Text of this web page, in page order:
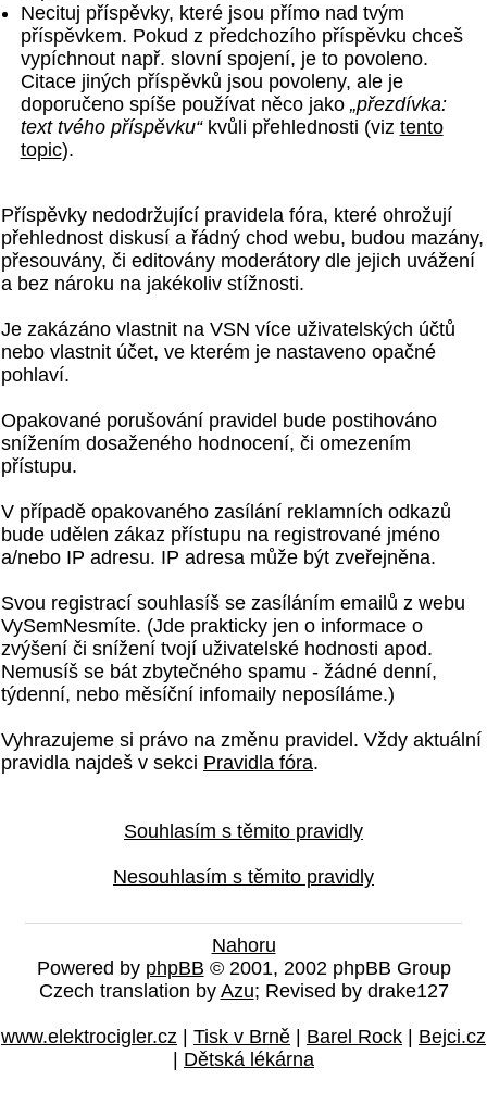
Necituj příspěvky, které jsou přímo nad tvým
příspěvkem. Pokud z předchozího příspěvku chceš
vypíchnout např. slovní spojení, je to povoleno.
Citace jiných příspěvků jsou povoleny, ale je
doporučeno spíše používat něco jako „přezdívka:
text tvého příspěvku“kvůli přehlednosti (viz tento
topic).
Příspěvky nedodržující pravidela fóra, které ohrožují
přehlednost diskusí a řádný chod webu, budou mazány,
přesouvány, či editovány moderátory dle jejich uvážení
a bez nároku na jakékoliv stížnosti.
Je zakázáno vlastnit na VSN více uživatelských účtů
nebo vlastnit účet, ve kterém je nastaveno opačné
pohlaví.
Opakované porušování pravidel bude postihováno
snížením dosaženého hodnocení, či omezením
přístupu.
V případě opakovaného zasílání reklamních odkazů
bude udělen zákaz přístupu na registrované jméno
a/nebo IP adresu. IP adresa může být zveřejněna.
Svou registrací souhlasíš se zasíláním emailů z webu
VySemNesmíte. (Jde prakticky jen o informace o
zvýšení či snížení tvojí uživatelské hodnosti apod.
Nemusíš se bát zbytečného spamu - žádné denní,
týdenní, nebo měsíční infomaily neposíláme.)
Vyhrazujeme si právo na změnu pravidel. Vždy aktuální
pravidla najdeš v sekci Pravidla fóra.
Souhlasím s těmito pravidly
Nesouhlasím s těmito pravidly
Nahoru
Powered by phpBB © 2001, 2002 phpBB Group
Czech translation by Azu; Revised by drake127
www.elektrocigler.cz | Tisk v Brně | Barel Rock | Bejci.cz
| Dětská lékárna